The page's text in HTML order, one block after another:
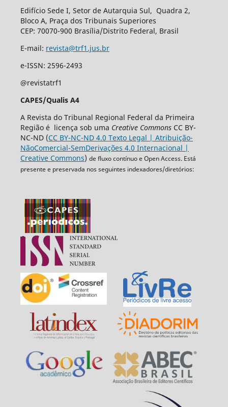
Edifício Sede I, Setor de Autarquia Sul, Quadra 2,
Bloco A, Praça dos Tribunais Superiores
CEP: 70070-900 Brasília/Distrito Federal, Brasil
E-mail: revista@trf1.jus.br
e-ISSN: 2596-2493
@revistatrf1
CAPES/Qualis A4
A Revista do Tribunal Regional Federal da Primeira
Região é licença sob uma Creative CommonsCC BY-
NC-ND (CC BY-NC-ND 4.0 Texto Legal | Atribuição-
NãoComercial-SemDerivações 4.0 Internacional |
Creative Commons) de fluxo contínuo e Open Access. Está
presente e preservada nos seguintes indexadores/diretórios: